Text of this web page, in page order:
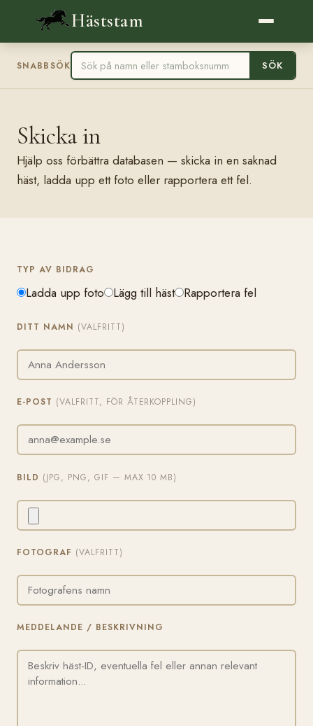
Häststam
SNABBSÖK SÖK
Skicka in
Hjälp oss förbättra databasen — skicka in en saknad
häst, ladda upp ett foto eller rapportera ett fel.
TYP AV BIDRAG
Ladda upp foto Lägg till häst Rapportera fel
DITT NAMN (VALFRITT)
E-POST (VALFRITT, FÖR ÅTERKOPPLING)
BILD (JPG, PNG, GIF — MAX 10 MB)
FOTOGRAF (VALFRITT)
MEDDELANDE / BESKRIVNING